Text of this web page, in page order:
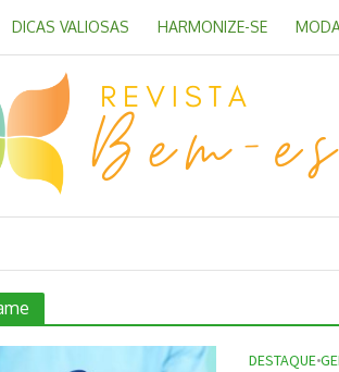
DICAS VALIOSAS HARMONIZE-SE
DESTAQUE•